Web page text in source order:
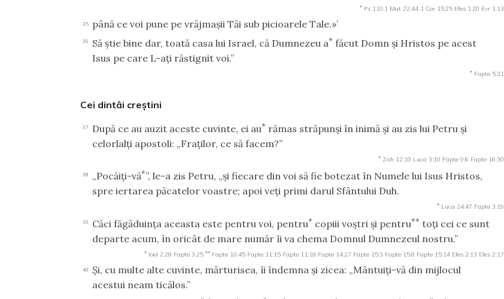
* Ps 110:1 Mat 22:44 1 Cor 15:25 Efes 1:20 Evr 1:13
35 până ce voi pune pe vrăjmaşii Tăi sub picioarele Tale.»’
36 Să ştie bine dar, toată casa lui Israel, că Dumnezeu a* făcut Domn şi Hristos pe acest
Isus pe care L-aţi răstignit voi.”
* Fapte 5:31
Cei dintâi creştini
37 După ce au auzit aceste cuvinte, ei au* rămas străpunşi în inimă şi au zis lui Petru şi
celorlalţi apostoli: „Fraţilor, ce să facem?”
* Zah 12:10 Luca 3:10 Fapte 9:6 Fapte 16:30
38 „Pocăiţi-vă*”, le-a zis Petru, „şi fiecare din voi să fie botezat în Numele lui Isus Hristos,
spre iertarea păcatelor voastre; apoi veţi primi darul Sfântului Duh.
* Luca 24:47 Fapte 3:19
39 Căci făgăduinţa aceasta este pentru voi, pentru* copiii voştri şi pentru** toţi cei ce sunt
departe acum, în oricât de mare număr îi va chema Domnul Dumnezeul nostru.”
* Ioel 2:28 Fapte 3:25 ** Fapte 10:45 Fapte 11:15 Fapte 11:18 Fapte 14:27 Fapte 15:3 Fapte 15:8 Fapte 15:14 Efes 2:13 Efes 2:17
40
Şi, cu multe alte cuvinte, mărturisea, îi îndemna şi zicea: „Mântuiţi-vă din mijlocul
acestui neam ticălos.”